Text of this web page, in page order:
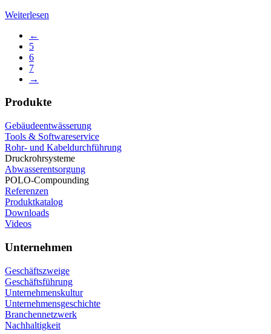
Weiterlesen
←
5
6
7
→
Produkte
Gebäudeentwässerung
Tools & Softwareservice
Rohr- und Kabeldurchführung
Druckrohrsysteme
Abwasserentsorgung
POLO-Compounding
Referenzen
Produktkatalog
Downloads
Videos
Unternehmen
Geschäftszweige
Geschäftsführung
Unternehmenskultur
Unternehmensgeschichte
Branchennetzwerk
Nachhaltigkeit